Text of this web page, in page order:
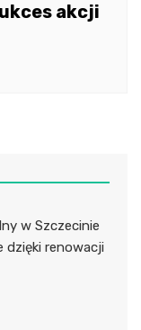
akcji
w Szczecinie
dzięki renowacji